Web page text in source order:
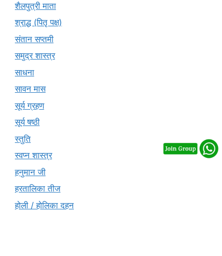
शैलपुत्री माता
श्राद्ध (पितृ पक्ष)
संतान सप्तमी
समुद्र शास्त्र
साधना
सावन मास
सूर्य ग्रहण
सूर्य षष्ठी
स्तुति
स्वप्न शास्त्र
हनुमान जी
हरतालिका तीज
होली / होलिका दहन